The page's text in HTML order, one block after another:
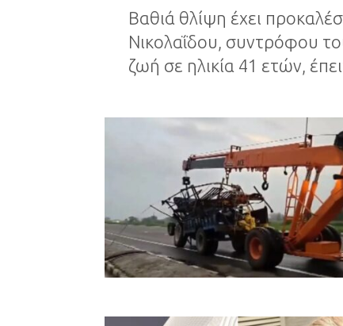
Βαθιά θλίψη έχει
Νικολαΐδου, συντρόφου
ζωή σε ηλικία 41 ετών,